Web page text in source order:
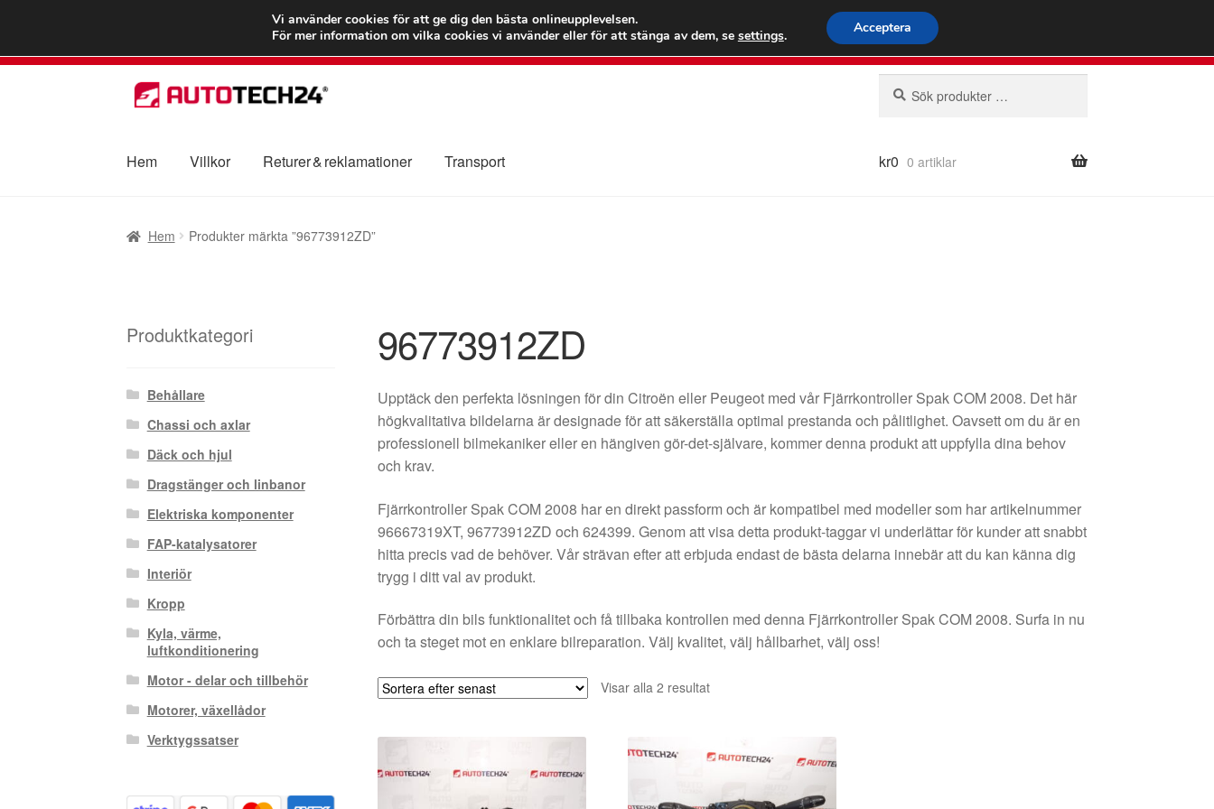
FRAKT från 75 kr
Världsomspännande frakt
Ring 766 924 713mån-fre 9-16
Hoppa
till
Hoppa
till
efter:
Hem Villkor Returer & reklamationer Transport kr0 0 artiklar
Hem Produkter märkta ”96773912ZD”
96773912ZD
Upptäck den perfekta lösningen för din Citroën eller Peugeot med vår Fjärrkontroller Spak COM 2008. Det här
högkvalitativa bildelarna är designade för att säkerställa optimal prestanda och pålitlighet. Oavsett om du är en
professionell bilmekaniker eller en hängiven gör-det-självare, kommer denna produkt att uppfylla dina behov
och krav.
Fjärrkontroller Spak COM 2008 har en direkt passform och är kompatibel med modeller som har artikelnummer
96667319XT, 96773912ZD och 624399. Genom att visa detta produkt-taggar vi underlättar för kunder att snabbt
hitta precis vad de behöver. Vår strävan efter att erbjuda endast de bästa delarna innebär att du kan känna dig
trygg i ditt val av produkt.
Förbättra din bils funktionalitet och få tillbaka kontrollen med denna Fjärrkontroller Spak COM 2008. Surfa in nu
och ta steget mot en enklare bilreparation. Välj kvalitet, välj hållbarhet, välj oss!
Visar alla 2 resultatSortera
Produktkategori
Behållare
Chassi och axlar
Däck och hjul
Dragstänger och linbanor
Elektriska komponenter
FAP-katalysatorer
Interiör
Kropp
Kyla, värme,
luftkonditionering
Motor - delar och tillbehör
Motorer, växellådor
Verktygssatser
Vi använder cookies för att ge dig den bästa onlineupplevelsen.
För mer information om vilka cookies vi använder eller för att stänga av dem, se settings. Acceptera